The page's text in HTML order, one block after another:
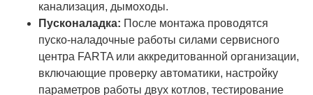
канализация, дымоходы.
Пусконаладка: После монтажа проводятся
пуско-наладочные работы силами сервисного
центра FARTA или аккредитованной организации,
включающие проверку автоматики, настройку
параметров работы двух котлов, тестирование